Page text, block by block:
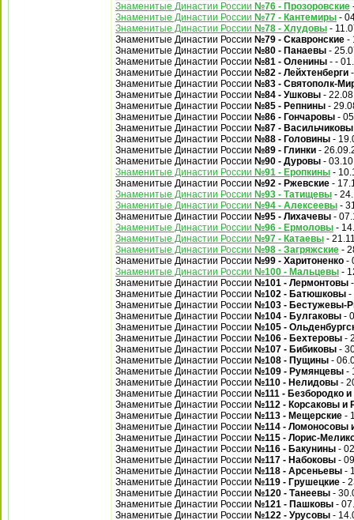
Знаменитые Династии России №76 - Прозоровские
Знаменитые Династии России №77 - Кантемиры -
Знаменитые Династии России №78 - Хлудовы -
Знаменитые Династии России №79 - Скавронские -
Знаменитые Династии России №80 - Панаевы -
Знаменитые Династии России №81 - Оленины - -
Знаменитые Династии России №82 - Лейхтенберги
Знаменитые Династии России №83 - Святополк-
Знаменитые Династии России №84 - Ушковы -
Знаменитые Династии России №85 - Репнины -
Знаменитые Династии России №86 - Гончаровы -
Знаменитые Династии России №87 - Васильчиковы
Знаменитые Династии России №88 - Головины -
Знаменитые Династии России №89 - Глинки -
Знаменитые Династии России №90 - Дуровы -
Знаменитые Династии России №91 - Еропкины -
Знаменитые Династии России №92 - Ржевские -
Знаменитые Династии России №93 - Татищевы -
Знаменитые Династии России №94 - Алексеевы -
Знаменитые Династии России №95 - Лихачевы -
Знаменитые Династии России №96 - Ермоловы -
Знаменитые Династии России №97 - Катаевы -
Знаменитые Династии России №98 - Загряжские -
Знаменитые Династии России №99 - Харитоненко -
Знаменитые Династии России №100 - Мальцевы -
Знаменитые Династии России №101 - Лермонтовы
Знаменитые Династии России №102 - Батюшковы -
Знаменитые Династии России №103 - Бестужевы-
Знаменитые Династии России №104 - Булгаковы -
Знаменитые Династии России №105 -
Знаменитые Династии России №106 - Бехтеровы -
Знаменитые Династии России №107 - Бибиковы -
Знаменитые Династии России №108 - Пущины -
Знаменитые Династии России №109 - Румянцевы -
Знаменитые Династии России №110 - Нелидовы -
Знаменитые Династии России №111 - Безбородко
Знаменитые Династии России №112 - Корсаковы и
Знаменитые Династии России №113 - Мещерские -
Знаменитые Династии России №114 - Ломоносовы
Знаменитые Династии России №115 - Лорис-
Знаменитые Династии России №116 - Бакунины -
Знаменитые Династии России №117 - Набоковы -
Знаменитые Династии России №118 - Арсеньевы -
Знаменитые Династии России №119 - Грушецкие -
Знаменитые Династии России №120 - Танеевы -
Знаменитые Династии России №121 - Пашковы -
Знаменитые Династии России №122 - Урусовы -